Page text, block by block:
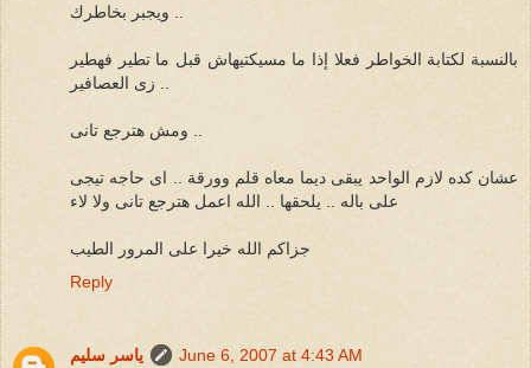
ويجبر بخاطرك ..
بالنسبة لكتابة الخواطر فعلا إذا ما مسيكتيهاش قبل ما تطير فهطير
زى العصافير ..
ومش هترجع تانى ..
عشان كده لازم الواحد يبقى ديما معاه قلم وورقة .. اى حاجه تيجى
على باله .. يلحقها .. الله اعمل هترجع تانى ولا لاء
جزاكم الله خيرا على المرور الطيب
Reply
ياسر سليم
June 6, 2007 at 4:43 AM